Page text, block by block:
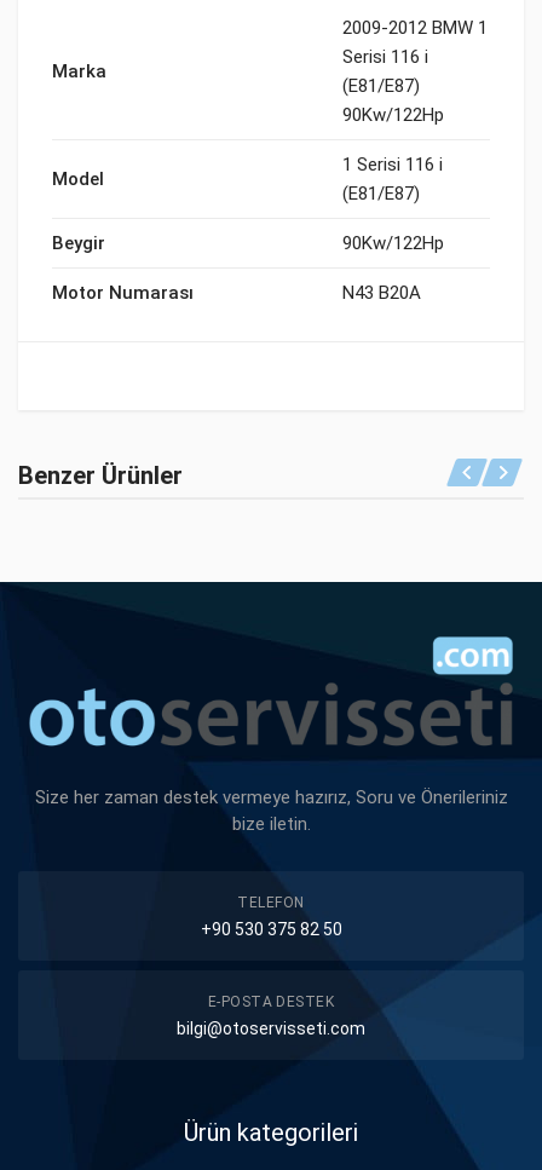
Marka
2009-2012 BMW 1
Serisi 116 i
(E81/E87)
90Kw/122Hp
Model
1 Serisi 116 i
(E81/E87)
Beygir 90Kw/122Hp
Motor Numarası N43 B20A
Benzer Ürünler
Size her zaman destek vermeye hazırız, Soru ve Önerileriniz
bize iletin.
TELEFON
+90 530 375 82 50
E-POSTA DESTEK
bilgi@otoservisseti.com
Ürün kategorileri